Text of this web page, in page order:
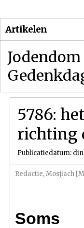
Artikelen
5786:
richting
Publicatiedatum:
Redactie,Mosjiach
Soms